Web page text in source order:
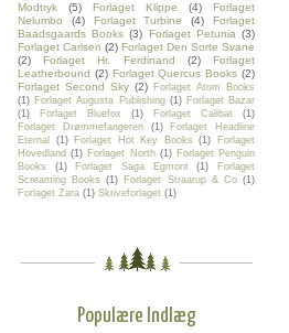
Modtryk
(5) Forlaget Klippe (4)
Forlaget
Nelumbo
(4) Forlaget Turbine (4)
Forlaget
Baadsgaards Books (3) Forlaget Petunia (3)
Forlaget Carlsen (2) Forlaget Den Sorte Svane
(2)
Forlaget Hr. Ferdinand (2)
Forlaget
Leatherbound (2) Forlaget Quercus Books (2)
Forlaget Second Sky (2) Forlaget Atom Books
(1) Forlaget Augusta Publishing (1) Forlaget Bazar
(1)
Forlaget Bluefox (1) Forlaget Calibat
(1)
Forlaget Drømmefangeren
(1)
Forlaget Headline
Eternal
(1) Forlaget Hot Key Books (1)
Forlaget
Hovedland (1) Forlaget North (1) Forlaget Penguin
Books
(1) Forlaget Saga Egmont (1)
Forlaget
Screaming Books
(1) Forlaget Straarup & Co (1)
Forlaget Zara (1) Skriveforlaget (1)
Populære Indlæg